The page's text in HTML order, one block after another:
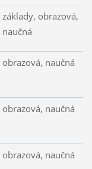
základy, obrazová,
naučná
obrazová, naučná
obrazová, naučná
obrazová, naučná